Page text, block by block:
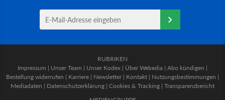
RUBRIKEN
Impressum | Unser Team | Unser Kodex | Über Webedia | Abo kündigen |
Bestellung widerrufen | Karriere | Newsletter | Kontakt | Nutzungsbestimmungen |
Mediadaten | Datenschutzerklärung | Cookies & Tracking | Transparenzbericht